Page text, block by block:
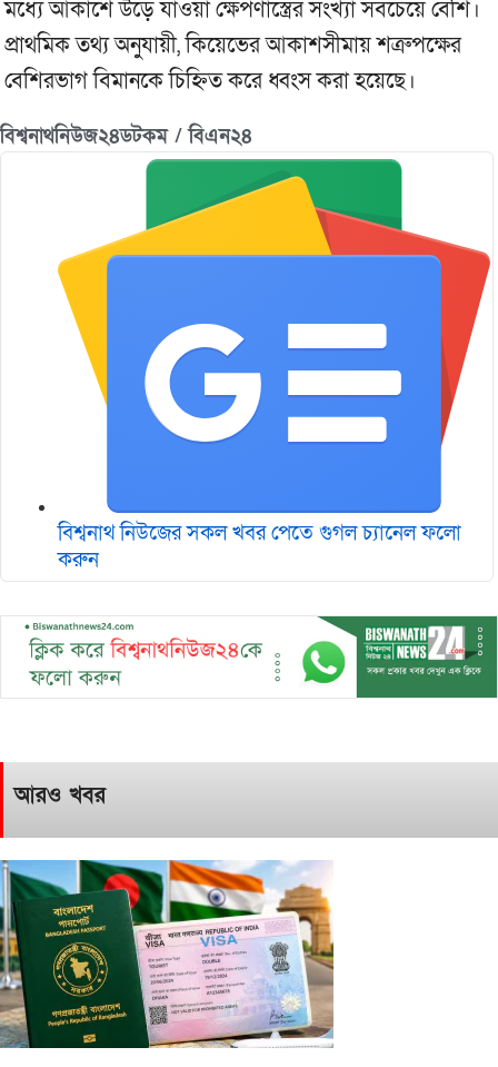
মধ্যে আকাশে উড়ে যাওয়া ক্ষেপণাস্ত্রের সংখ্যা সবচেয়ে বেশি।
প্রাথমিক তথ্য অনুযায়ী, কিয়েভের আকাশসীমায় শত্রুপক্ষের
বেশিরভাগ বিমানকে চিহ্নিত করে ধ্বংস করা হয়েছে।
বিশ্বনাথনিউজ২৪ডটকম / বিএন২৪
বিশ্বনাথ নিউজের সকল খবর পেতে গুগল চ‌্যানেল ফলো
করুন
আরও খবর